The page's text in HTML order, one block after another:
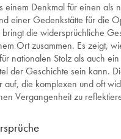
einem Denkmal für einen als
einer Gedenkstätte für die
bringt die widersprüchliche
Ort zusammen. Es zeigt,
nationalen Stolz als auch
der Geschichte sein kann.
auf, die komplexen und oft
Vergangenheit zu